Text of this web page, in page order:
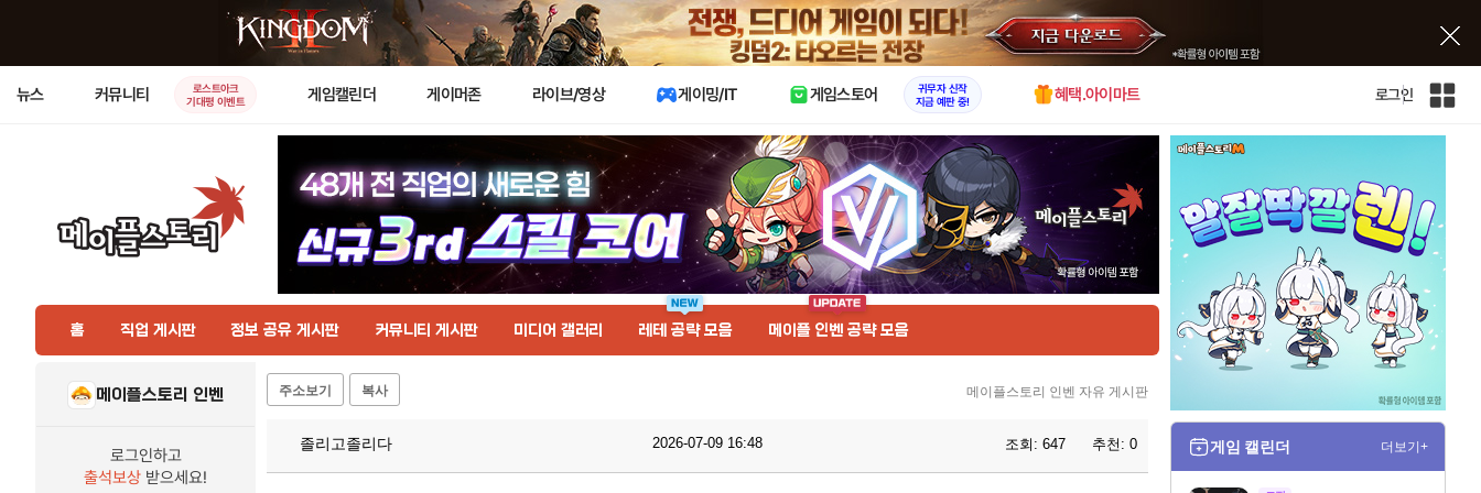
X
뉴스 커뮤니티
로스트아크
기대평 이벤트
게임캘린더 게이머존 라이브/영상 게이밍/IT 게임스토어
귀무자 신작
지금 예판 중!
혜택.아이마트 로그인
인
트
홈 직업 게시판 정보 공유 게시판 커뮤니티 게시판 미디어 갤러리 레테 공략 모음 메이플 인벤 공략 모음
메이플스토리 인벤
로그인하고
출석보상 받으세요!
주소보기 복사 메이플스토리 인벤 자유 게시판
졸리고졸리다 2026-07-09 16:48 조회: 647 추천: 0 게임 캘린더 더보기+